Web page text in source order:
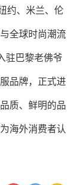
约、米兰、伦
全球时尚潮流
驻巴黎老佛爷
品牌，正式进
质、鲜明的品
海外消费者认